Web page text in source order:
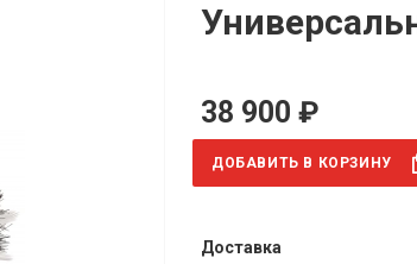
38 900 ₽
ДОБАВИТЬ В КОРЗИНУ
Доставка